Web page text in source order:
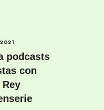
podcasts
con